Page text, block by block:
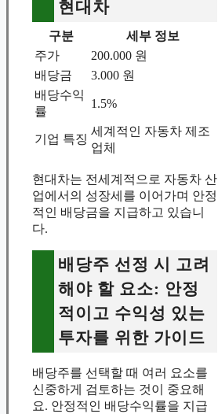
현대차
구분
세부 정보
주가
200.000 원
배당금
3.000 원
배당수익
률
1.5%
기업 특징
세계적인 자동차 제조
업체
현대차는 전세계적으로 자동차 산
업에서의 성장세를 이어가며 안정
적인 배당금을 지급하고 있습니
다.
배당주 선정 시 고려
해야 할 요소: 안정
적이고 수익성 있는
투자를 위한 가이드
배당주를 선택할 때 여러 요소를
신중하게 검토하는 것이 중요해
요. 안정적인 배당수익률을 지급